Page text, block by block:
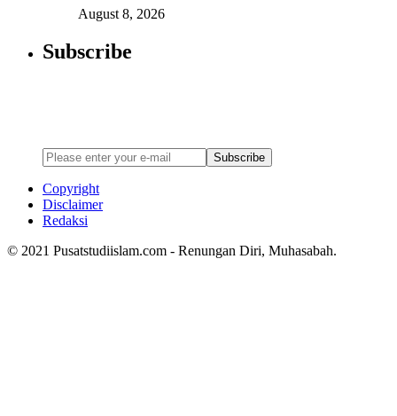
August 8, 2026
Subscribe
Subscribe
Copyright
Disclaimer
Redaksi
© 2021 Pusatstudiislam.com - Renungan Diri, Muhasabah.